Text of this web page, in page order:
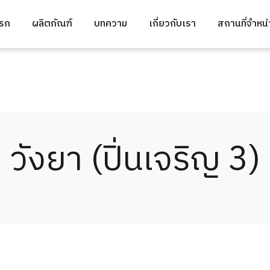
ก ผลิตภัณฑ์ บทความ เกี่ยวกับเรา สถานที่จำห
วังยา (ปิ่นเจริญ 3)